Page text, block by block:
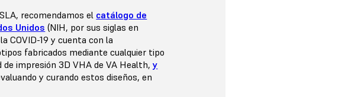
recomendamos el catálogo de
Unidos (NIH, por sus siglas en
COVID-19 y cuenta con la
fabricados mediante cualquier tipo
de impresión 3D VHA de VA Health,y
y curando estos diseños, en